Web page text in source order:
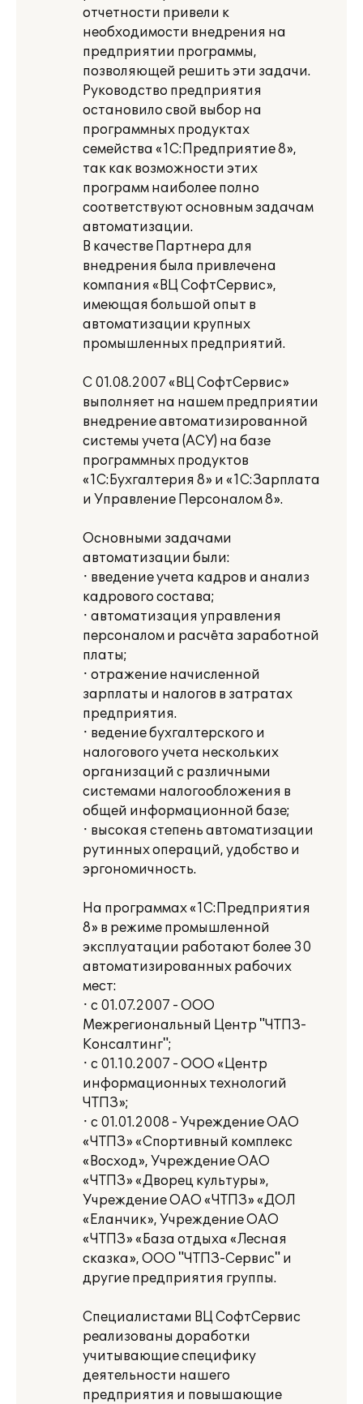
отчетности привели к
необходимости внедрения на
предприятии программы,
позволяющей решить эти задачи.
Руководство предприятия
остановило свой выбор на
программных продуктах
семейства «1С:Предприятие 8»,
так как возможности этих
программ наиболее полно
соответствуют основным задачам
автоматизации.
В качестве Партнера для
внедрения была привлечена
компания «ВЦ СофтСервис»,
имеющая большой опыт в
автоматизации крупных
промышленных предприятий.
С 01.08.2007 «ВЦ СофтСервис»
выполняет на нашем предприятии
внедрение автоматизированной
системы учета (АСУ) на базе
программных продуктов
«1С:Бухгалтерия 8» и «1С:Зарплата
и Управление Персоналом 8».
Основными задачами
автоматизации были:
· введение учета кадров и анализ
кадрового состава;
· автоматизация управления
персоналом и расчёта заработной
платы;
· отражение начисленной
зарплаты и налогов в затратах
предприятия.
· ведение бухгалтерского и
налогового учета нескольких
организаций с различными
системами налогообложения в
общей информационной базе;
· высокая степень автоматизации
рутинных операций, удобство и
эргономичность.
На программах «1С:Предприятия
8» в режиме промышленной
эксплуатации работают более 30
автоматизированных рабочих
мест:
· с 01.07.2007 - ООО
Межрегиональный Центр "ЧТПЗ-
Консалтинг";
· с 01.10.2007 - ООО «Центр
информационных технологий
ЧТПЗ»;
· с 01.01.2008 - Учреждение ОАО
«ЧТПЗ» «Спортивный комплекс
«Восход», Учреждение ОАО
«ЧТПЗ» «Дворец культуры»,
Учреждение ОАО «ЧТПЗ» «ДОЛ
«Еланчик», Учреждение ОАО
«ЧТПЗ» «База отдыха «Лесная
сказка», ООО "ЧТПЗ-Сервис" и
другие предприятия группы.
Специалистами ВЦ СофтСервис
реализованы доработки
учитывающие специфику
деятельности нашего
предприятия и повышающие